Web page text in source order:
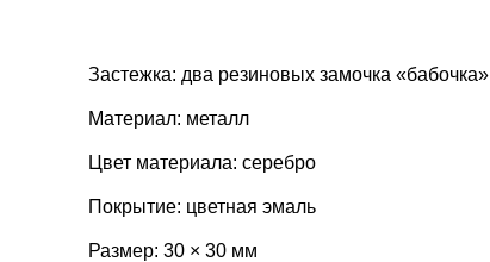
Застежка: два резиновых замочка «бабочка»
Материал: металл
Цвет материала: серебро
Покрытие: цветная эмаль
Размер: 30 × 30 мм